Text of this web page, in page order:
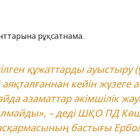
рұқсатнама.
құжаттарды ауыстыру
кейін жүзеге
азаматтар әкімшілік
– деді ШҚО ПД
бастығы